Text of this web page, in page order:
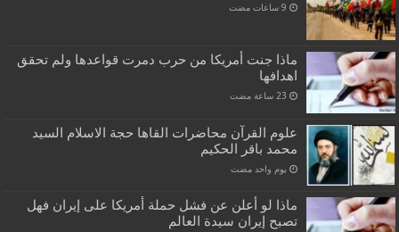
ماذا جنت أمريكا من حرب دمرت قواعدها ولم تحقق
اهدافها
علوم القرآن محاضرات القاها حجة الاسلام السيد
محمد باقر الحكيم
‏يوم واحد مضت
ماذا لو أعلن عن فشل حملة أمريكا على إيران فهل
تصبح إيران سيدة العالم